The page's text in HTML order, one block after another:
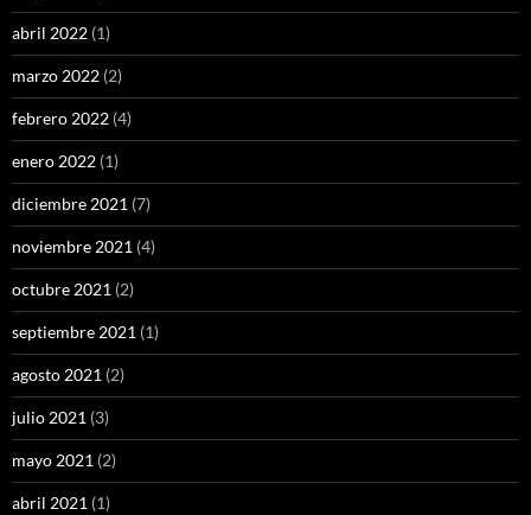
abril 2022 (1)
marzo 2022 (2)
febrero 2022 (4)
enero 2022 (1)
diciembre 2021 (7)
noviembre 2021 (4)
octubre 2021 (2)
septiembre 2021 (1)
agosto 2021 (2)
julio 2021 (3)
mayo 2021 (2)
abril 2021 (1)